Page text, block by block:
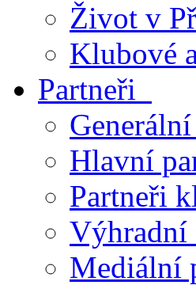
Život v
Klubové
Partneři
Hlavní
Partneři
Výhradní
Mediální